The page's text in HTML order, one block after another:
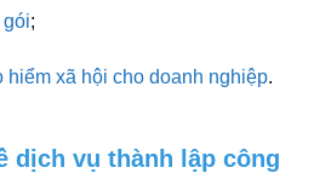
gói;
hiểm xã hội cho doanh nghiệp.
dịch vụ thành lập công